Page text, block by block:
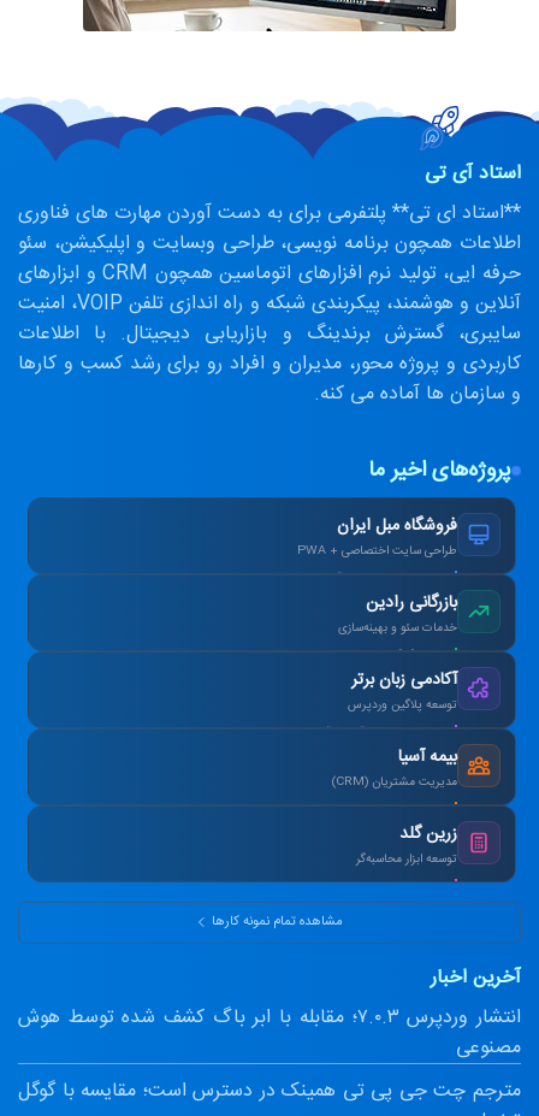
استاد آی تی
**استاد ای تی** پلتفرمی برای به دست آوردن مهارت های فناوری
اطلاعات همچون برنامه نویسی، طراحی وبسایت و اپلیکیشن، سئو
حرفه ایی، تولید نرم افزارهای اتوماسین همچون CRM و ابزارهای
آنلاین و هوشمند، پیکربندی شبکه و راه اندازی تلفن VOIP، امنیت
سایبری، گسترش برندینگ و بازاریابی دیجیتال. با اطلاعات
کاربردی و پروژه محور، مدیران و افراد رو برای رشد کسب و کارها
و سازمان ها آماده می کنه.
پروژه‌های اخیر ما
فروشگاه مبل ایران
طراحی سایت اختصاصی + PWA
بازرگانی رادین
خدمات سئو و بهینه‌سازی
آکادمی زبان برتر
توسعه پلاگین وردپرس
طراحی سیستم آزمون آنلاین و صدور کارنامه.
بیمه آسیا
مدیریت مشتریان (CRM)
یکپارچه‌سازی اطلاعات و اتوماسیون پیامک.
زرین گلد
توسعه ابزار محاسبه‌گر
ماشین‌حساب پیشرفته سود مرکب و طلا.
مشاهده تمام نمونه کارها
آخرین اخبار
انتشار وردپرس ۷.۰.۳؛ مقابله با ابر باگ کشف شده توسط هوش
مصنوعی
مترجم چت جی پی تی همینک در دسترس است؛ مقایسه با گوگل